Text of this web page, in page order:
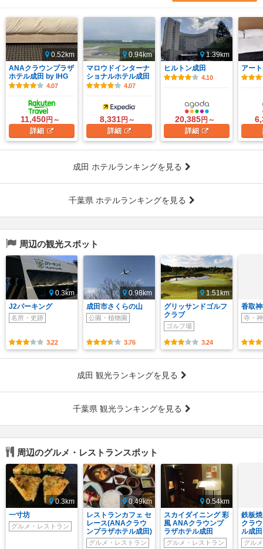
0.52km
ANAクラウンプラザ
ホテル成田 by IHG
4.07
11,450円～
詳細
0.94km
マロウドインターナ
ショナルホテル成田
4.07
8,331円～
詳細
1.39km
ヒルトン成田
4.10
20,385円～
詳細
アー
成田 ホテルランキングを見る
千葉県 ホテルランキングを見る
周辺の観光スポット
0.3km
J2パーキング
名所・史跡
3.22
0.98km
成田市さくらの山
公園・植物園
3.76
1.51km
グリッサンドゴルフ
クラブ
ゴルフ場
3.24
香取
寺・
成田 観光ランキングを見る
千葉県 観光ランキングを見る
周辺のグルメ・レストランスポット
0.3km
一寸坊
グルメ・レストラン
0.49km
レストランカフェ セ
レース(ANAクラウ
ンプラザホテル成田)
グルメ・レストラン
0.54km
スカイダイニング 彩
風 ANAクラウンプ
ラザホテル成田
グルメ・レストラン
鉄板
クラ
ル成田
グル